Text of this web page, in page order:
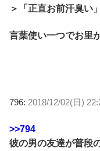
＞「正直お前汗臭い」
言葉使い一つでお里
796: 2018/12/02(日)
>>794
彼の男の友達が普段